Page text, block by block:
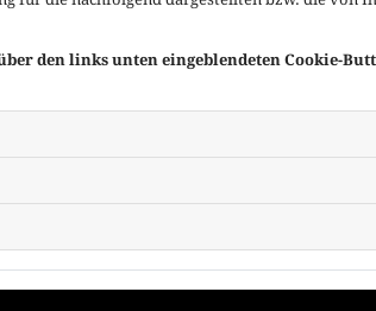
Taxi-Zentrale? Wir nehmen uns
den links unten eingeblendeten Cookie-